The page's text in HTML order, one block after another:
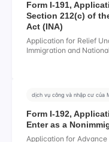
Form I-191,
Section 212(c) of
Act (INA)
Application for Relief
Immigration and
dịch vụ công và nhập cư của
Form I-192,
Enter as a
Application for Advance